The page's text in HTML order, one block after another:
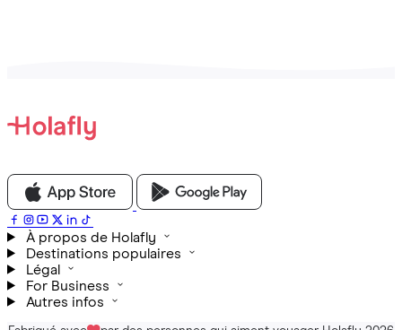
À propos de Holafly
Destinations populaires
Légal
For Business
Autres infos